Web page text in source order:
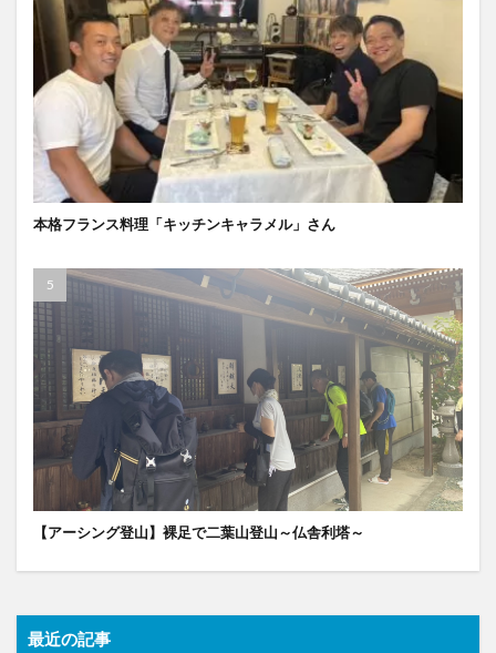
本格フランス料理「キッチンキャラメル」さん
【アーシング登山】裸足で二葉山登山～仏舎利塔～
最近の記事